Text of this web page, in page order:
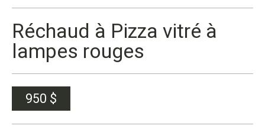
Réchaud à Pizza vitré à
lampes rouges
950 $